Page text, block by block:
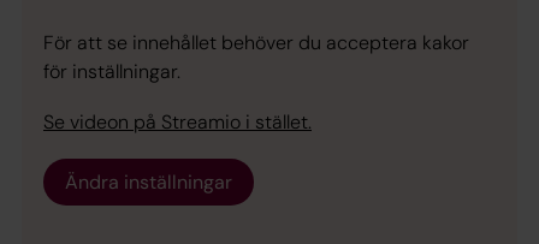
För att se innehållet behöver du acceptera kakor
för inställningar.
Se videon på Streamio i stället.
Ändra inställningar